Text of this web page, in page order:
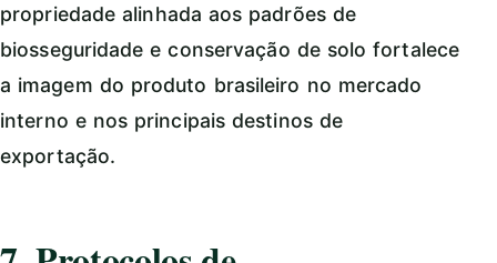
propriedade alinhada aos padrões de
biosseguridade e conservação de solo fortalece
a imagem do produto brasileiro no mercado
interno e nos principais destinos de
exportação.